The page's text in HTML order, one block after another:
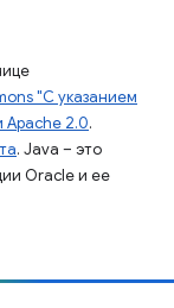
"С указанием
Apache 2.0.
. Java – это
Oracle и ее